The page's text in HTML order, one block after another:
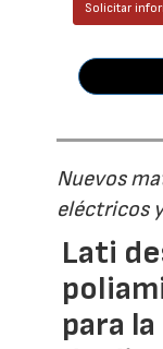
Solicitar
Nuevos
eléctricos
Lati
para